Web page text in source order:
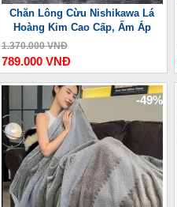
Chăn Lông Cừu Nishikawa Lá
Hoàng Kim Cao Cấp, Ấm Áp
1.370.000 VNĐ
789.000 VNĐ
-49%